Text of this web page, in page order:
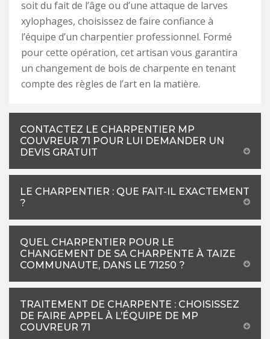
soit du fait de l’âge ou d’une attaque de larves
xylophages, choisissez de faire confiance à
l’équipe d’un charpentier professionnel. Formé
pour cette opération, cet artisan vous garantira
un changement de bois de charpente en tenant
compte des règles de l’art en la matière.
CONTACTEZ LE CHARPENTIER MP
COUVREUR 71 POUR LUI DEMANDER UN
DEVIS GRATUIT
LE CHARPENTIER : QUE FAIT-IL EXACTEMENT
?
QUEL CHARPENTIER POUR LE
CHANGEMENT DE SA CHARPENTE À TAIZE
COMMUNAUTE, DANS LE 71250 ?
TRAITEMENT DE CHARPENTE : CHOISISSEZ
DE FAIRE APPEL À L’ÉQUIPE DE MP
COUVREUR 71